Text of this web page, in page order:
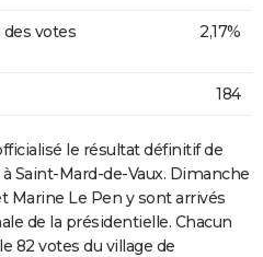
votes
2,17%
184
le résultat définitif de
Saint-Mard-de-Vaux. Dimanche
Marine Le Pen y sont arrivés
de la présidentielle. Chacun
82 votes du village de